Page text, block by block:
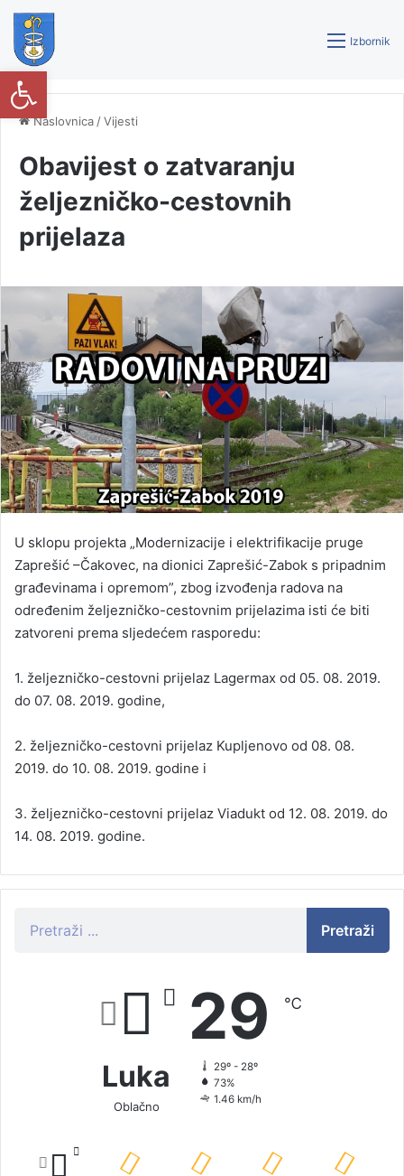
Izbornik
Naslovnica /Vijesti
Obavijest o zatvaranju
željezničko-cestovnih
prijelaza
U sklopu projekta „Modernizacije i elektrifikacije pruge
Zaprešić –Čakovec, na dionici Zaprešić-Zabok s pripadnim
građevinama i opremom”, zbog izvođenja radova na
određenim željezničko-cestovnim prijelazima isti će biti
zatvoreni prema sljedećem rasporedu:
1. željezničko-cestovni prijelaz Lagermax od 05. 08. 2019.
do 07. 08. 2019. godine,
2. željezničko-cestovni prijelaz Kupljenovo od 08. 08.
2019. do 10. 08. 2019. godine i
3. željezničko-cestovni prijelaz Viadukt od 12. 08. 2019. do
14. 08. 2019. godine.
Pretraži
Luka
Oblačno
29 ℃
29º - 28º
73%
1.46 km/h
Open toolbar